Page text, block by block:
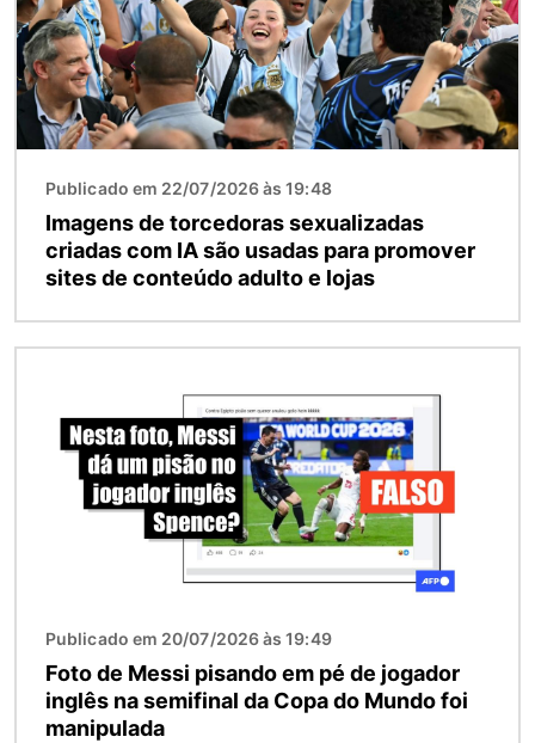
Publicado em 22/07/2026 às 19:48
Imagens de torcedoras sexualizadas
criadas com IA são usadas para promover
sites de conteúdo adulto e lojas
Publicado em 20/07/2026 às 19:49
Foto de Messi pisando em pé de jogador
inglês na semifinal da Copa do Mundo foi
manipulada